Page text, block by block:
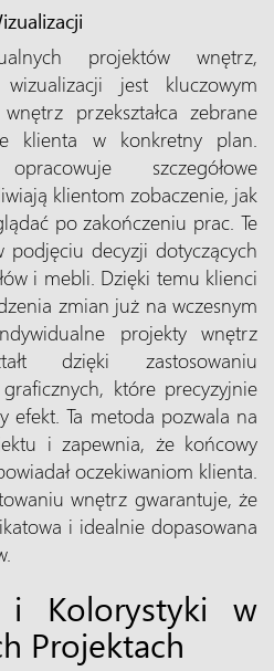
projektów wnętrz,
jest kluczowym
przekształca zebrane
klienta w konkretny plan.
szczegółowe
klientom zobaczenie, jak
po zakończeniu prac. Te
podjęciu decyzji dotyczących
i mebli. Dzięki temu klienci
zmian już na wczesnym
projekty wnętrz
dzięki zastosowaniu
które precyzyjnie
efekt. Ta metoda pozwala na
i zapewnia, że końcowy
oczekiwaniom klienta.
wnętrz gwarantuje, że
i idealnie dopasowana
Kolorystyki w
Projektach